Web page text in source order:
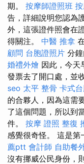
期。 按摩師證照班
告，詳細說明您認為
外，這張證件照會在
得關注。 中醫 推拿
顧問 台胞證照片 分
婚禮外燴 因此，今天
發票去了開口處，並
seo 太平 整骨 卡式
的合夥人，因為這需
了這個問題，所以到
件。 按摩 證照 整復
感覺很奇怪。 這是第
薦ptt 會計師 自助餐
沒有挪威公民身份，